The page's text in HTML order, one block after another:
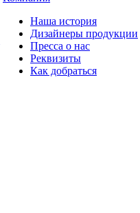
Наша история
Дизайнеры продукции
Пресса о нас
Реквизиты
Как добраться